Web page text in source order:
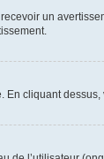
un
cliquant